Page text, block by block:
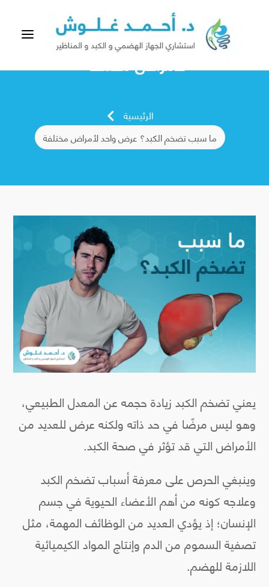
aما سبب تضخم الكبد؟ عرض واحد
لأمراض مختلفة
الرئيسية 
ما سبب تضخم الكبد؟ عرض واحد لأمراض مختلفة
يعني تضخم الكبد زيادة حجمه عن المعدل الطبيعي،
وهو ليس مرضًا في حد ذاته ولكنه عرض للعديد من
الأمراض التي قد تؤثر في صحة الكبد.
وينبغي الحرص على معرفة أسباب تضخم الكبد
وعلاجه كونه من أهم الأعضاء الحيوية في جسم
الإنسان؛ إذ يؤدي العديد من الوظائف المهمة، مثل
تصفية السموم من الدم وإنتاج المواد الكيميائية
اللازمة للهضم.